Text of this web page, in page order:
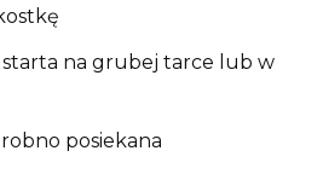
starta na grubej tarce lub w
posiekana